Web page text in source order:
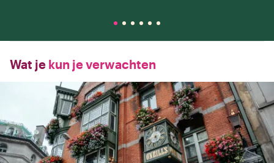
Wat je kun je verwachten